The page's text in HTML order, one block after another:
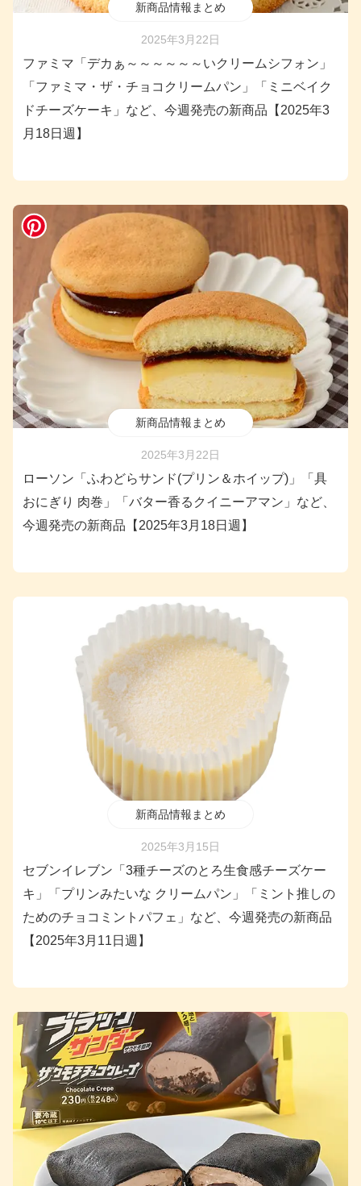
新商品情報まとめ
2025年3月22日
ファミマ「デカぁ～～～～～～いクリームシフォン」
「ファミマ・ザ・チョコクリームパン」「ミニベイク
ドチーズケーキ」など、今週発売の新商品【2025年3
月18日週】
新商品情報まとめ
2025年3月22日
ローソン「ふわどらサンド(プリン＆ホイップ)」「具
おにぎり 肉巻」「バター香るクイニーアマン」など、
今週発売の新商品【2025年3月18日週】
新商品情報まとめ
2025年3月15日
セブンイレブン「3種チーズのとろ生食感チーズケー
キ」「プリンみたいな クリームパン」「ミント推しの
ためのチョコミントパフェ」など、今週発売の新商品
【2025年3月11日週】